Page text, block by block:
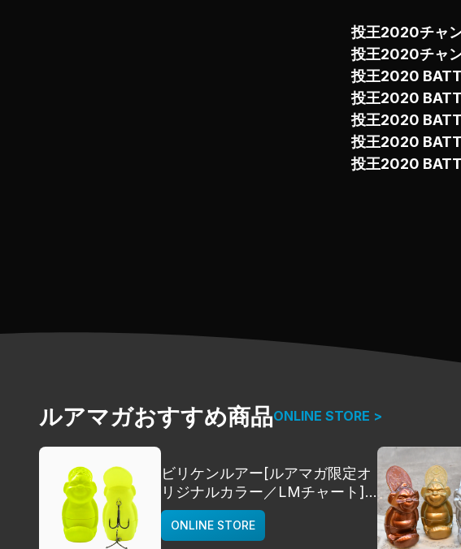
投王2020チャ
投王2020チャ
投王2020
投王2020
投王2020
投王2020
投王2020
ルアマガおすすめ商品ONLINE STORE >
ビリケンルアー[ルアマガ限定オ
リジナルカラー／LMチャート]
deps
ONLINE STORE